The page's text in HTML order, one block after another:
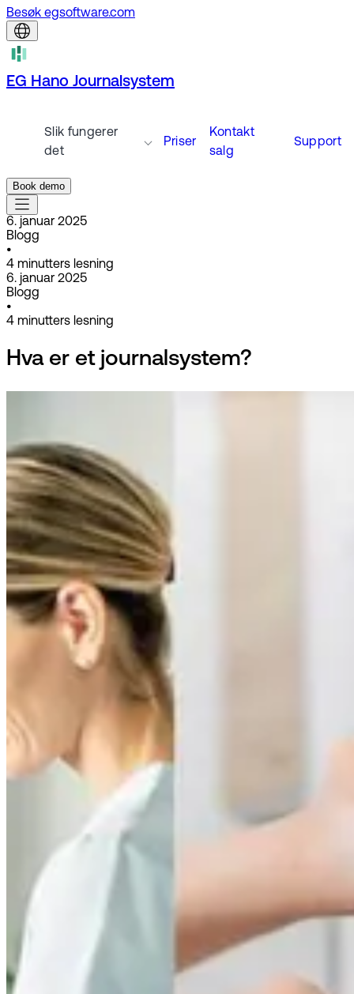
Besøk egsoftware.com
EG Hano Journalsystem
Slik fungerer
det
Priser
Kontakt
salg
Support
Book demo
6. januar 2025
Blogg
•
4 minutters lesning
6. januar 2025
Blogg
•
4 minutters lesning
Hva er et journalsystem?